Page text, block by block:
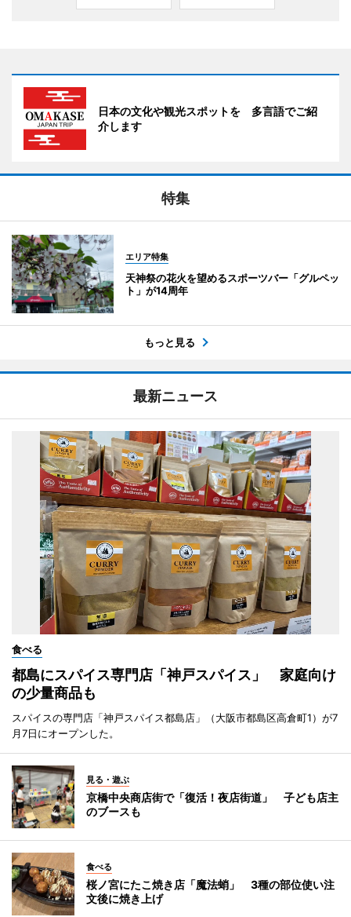
日本の文化や観光スポットを 多言語でご紹
介します
特集
エリア特集
天神祭の花火を望めるスポーツバー「グルペッ
ト」が14周年
もっと見る
最新ニュース
食べる
都島にスパイス専門店「神戸スパイス」 家庭向け
の少量商品も
スパイスの専門店「神戸スパイス都島店」（大阪市都島区高倉町1）が7
月7日にオープンした。
見る・遊ぶ
京橋中央商店街で「復活！夜店街道」 子ども店主
のブースも
食べる
桜ノ宮にたこ焼き店「魔法蛸」 3種の部位使い注
文後に焼き上げ